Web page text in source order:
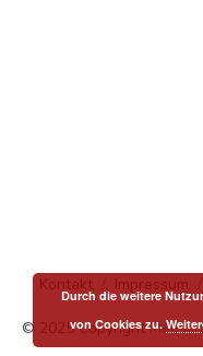
Kontakt Impressum
© 2025 Copyright
Durch die weitere
von Cookies zu.